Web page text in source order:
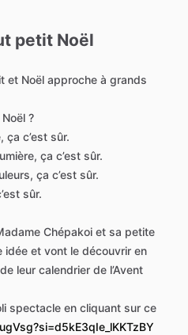
petit Noël
et Noël approche à grands
Noël ?
ça c’est sûr.
ça c’est sûr.
ça c’est sûr.
sûr.
Chépakoi et sa petite
idée et vont le découvrir en
de leur calendrier de l’Avent
spectacle en cliquant sur ce